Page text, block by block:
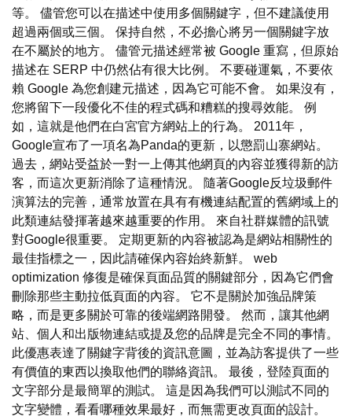
等。 儘管您可以在描述中使用多個關鍵字，但不建議使用
超過兩個或三個。 保持自然，不必擔心將另一個關鍵字放
在不屬於的地方。 儘管元描述經常被 Google 重寫，但原始
描述在 SERP 中仍然佔有很大比例。 不要碰運氣，不要依
賴 Google 為您創建元描述，因為它可能不會。 如果沒有，
您將留下一段優化不佳的程式碼和糟糕的搜尋效能。 例
如，這就是他們在白宮官方網站上的行為。 2011年，
Google宣布了一項名為Panda的更新，以懲罰山寨網站。
過去，網站受益於一對一上傳其他網頁的內容並獲得新的訪
客，而這次更新消除了這種情況。 隨著Google反垃圾郵件
演算法的完善，通常放置在具有有機連結配置的舊網域上的
此類連結發揮著越來越重要的作用。 來自社群媒體的訊號
對Google很重要。 定期更新的內容被認為是網站相關性的
最佳指標之一，因此請確保內容始終新鮮。 web
optimization 修復是確保頁面品質的關鍵部分，因為它們會
刪除那些主動拉低頁面的內容。 它不是關於加強品牌策
略，而是更多關於可靠的後端網路開發。 然而，讓其他網
站、個人和出版物連結或提及您的品牌是完全不同的事情。
此優惠表達了關鍵字背後的資訊意圖，並為訪客提供了一些
有價值的東西以換取他們的聯絡資訊。 最後，登陸頁面的
文字部分是最簡單的測試。 這是因為我們可以測試不同的
文字變體，看看哪種效果最好，而無需更改頁面的設計。